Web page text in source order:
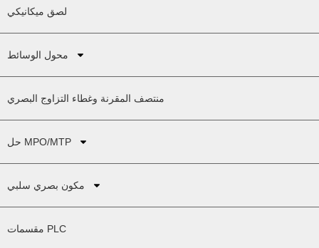
لصق ميكانيكي
محول الوسائط
منتصف المقرنة وغطاء التزاوج البصري
حل MPO/MTP
مكون بصري سلبي
مقسمات PLC